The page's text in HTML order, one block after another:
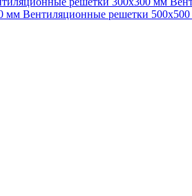
мм Вентиляционные решетки